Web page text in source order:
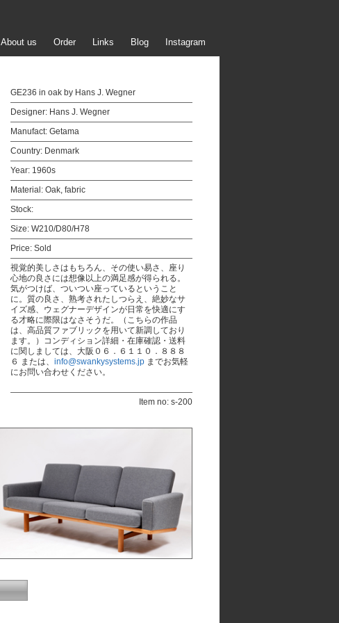
About us Order Links Blog Instagram
GE236 in oak by Hans J. Wegner
Designer: Hans J. Wegner
Manufact: Getama
Country: Denmark
Year: 1960s
Material: Oak, fabric
Stock:
Size: W210/D80/H78
Price: Sold
視覚的美しさはもちろん、その使い易さ、座り
心地の良さには想像以上の満足感が得られる。
気がつけば、ついつい座っているということ
に。質の良さ、熟考されたしつらえ、絶妙なサ
イズ感、ウェグナーデザインが日常を快適にす
る才略に際限はなさそうだ。（こちらの作品
は、高品質ファブリックを用いて新調しており
ます。）コンディション詳細・在庫確認・送料
に関しましては、大阪０６．６１１０．８８８
６ または、 info@swankysystems.jp までお気軽
にお問い合わせください。
Item no: s-200